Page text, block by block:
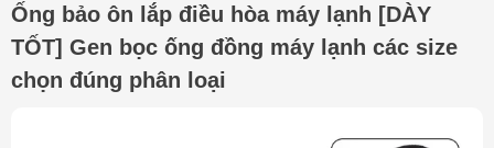
Ống bảo ôn lắp điều hòa máy lạnh [DÀY
TỐT] Gen bọc ống đồng máy lạnh các size
chọn đúng phân loại